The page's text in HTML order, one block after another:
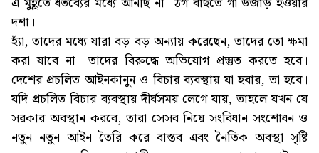
দশা।
হ্যাঁ, তাদের মধ্যে যারা বড় বড় অন্যায় করেছেন, তাদের তো ক্ষমা
করা যাবে না। তাদের বিরুদ্ধে অভিযোগ প্রস্তুত করতে হবে।
দেশের প্রচলিত আইনকানুন ও বিচার ব্যবস্থায় যা হবার, তা হবে।
যদি প্রচলিত বিচার ব্যবস্থায় দীর্ঘসময় লেগে যায়, তাহলে যখন যে
সরকার অবস্থান করবে, তারা সেসব নিয়ে সংবিধান সংশোধন ও
নতুন নতুন আইন তৈরি করে বাস্তব এবং নৈতিক অবস্থা সৃষ্টি